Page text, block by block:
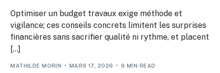
Optimiser un budget travaux exige méthode et
vigilance; ces conseils concrets limitent les surprises
financières sans sacrifier qualité ni rythme, et placent
[…]
MATHILDE MORIN MARS 17, 2026 9 MIN READ